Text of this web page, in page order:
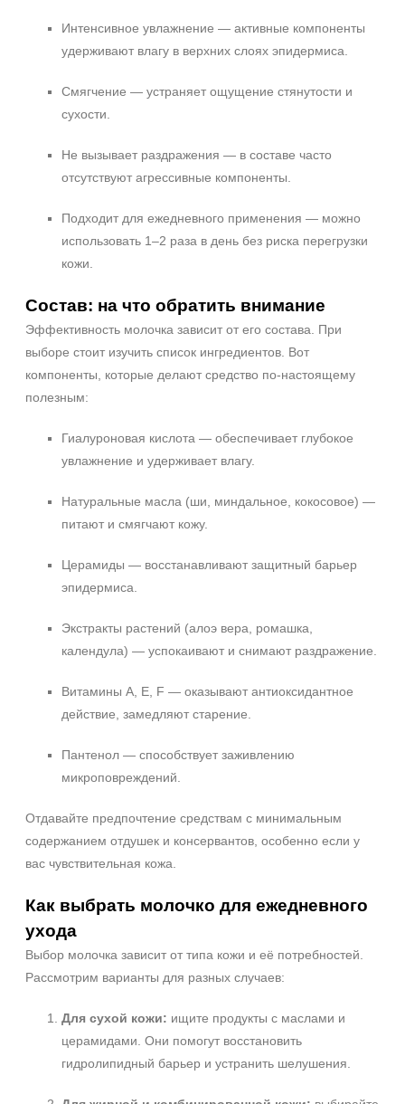
Интенсивное увлажнение — активные компоненты
удерживают влагу в верхних слоях эпидермиса.
Смягчение — устраняет ощущение стянутости и
сухости.
Не вызывает раздражения — в составе часто
отсутствуют агрессивные компоненты.
Подходит для ежедневного применения — можно
использовать 1–2 раза в день без риска перегрузки
кожи.
Состав: на что обратить внимание
Эффективность молочка зависит от его состава. При
выборе стоит изучить список ингредиентов. Вот
компоненты, которые делают средство по‑настоящему
полезным:
Гиалуроновая кислота — обеспечивает глубокое
увлажнение и удерживает влагу.
Натуральные масла (ши, миндальное, кокосовое) —
питают и смягчают кожу.
Церамиды — восстанавливают защитный барьер
эпидермиса.
Экстракты растений (алоэ вера, ромашка,
календула) — успокаивают и снимают раздражение.
Витамины A, E, F — оказывают антиоксидантное
действие, замедляют старение.
Пантенол — способствует заживлению
микроповреждений.
Отдавайте предпочтение средствам с минимальным
содержанием отдушек и консервантов, особенно если у
вас чувствительная кожа.
Как выбрать молочко для ежедневного
ухода
Выбор молочка зависит от типа кожи и её потребностей.
Рассмотрим варианты для разных случаев:
Для сухой кожи: ищите продукты с маслами и
церамидами. Они помогут восстановить
гидролипидный барьер и устранить шелушения.